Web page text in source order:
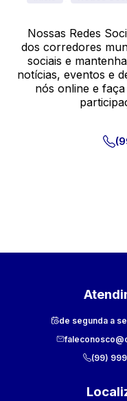
Nossas Redes
dos corredores
sociais e
notícias, eventos e
nós online e
de segunda a
(99)